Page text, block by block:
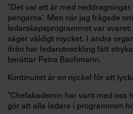
”Det var ett år med
pengarna’. Men när jag frågade om
ledarskapsprogrammet var
säger väldigt mycket. I andra
ifrån har ledarutveckling fått
berättar Petra Bachmann.
Kontinuitet är en nyckel för att
”Chefakademin har varit med oss
gör att alla ledare i programmen